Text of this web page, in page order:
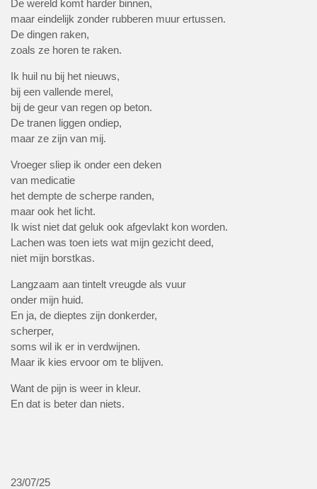
De wereld komt harder binnen,
maar eindelijk zonder rubberen muur ertussen.
De dingen raken,
zoals ze horen te raken.
Ik huil nu bij het nieuws,
bij een vallende merel,
bij de geur van regen op beton.
De tranen liggen ondiep,
maar ze zijn van mij.
Vroeger sliep ik onder een deken
van medicatie
het dempte de scherpe randen,
maar ook het licht.
Ik wist niet dat geluk ook afgevlakt kon worden.
Lachen was toen iets wat mijn gezicht deed,
niet mijn borstkas.
Langzaam aan tintelt vreugde als vuur
onder mijn huid.
En ja, de dieptes zijn donkerder,
scherper,
soms wil ik er in verdwijnen.
Maar ik kies ervoor om te blijven.
Want de pijn is weer in kleur.
En dat is beter dan niets.
23/07/25